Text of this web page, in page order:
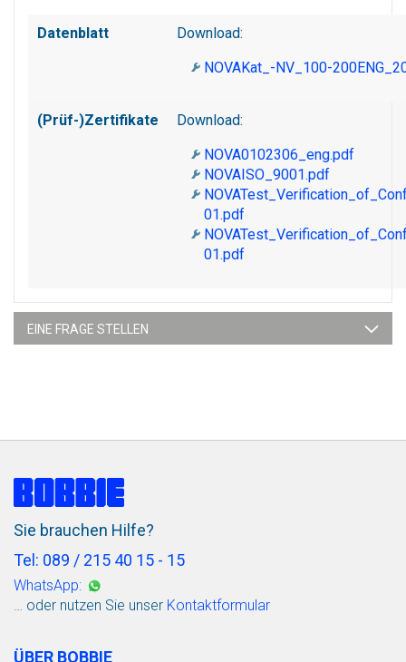
Datenblatt
Download:
NOVAKat_-NV_100-
(Prüf-)Zertifikate
Download:
NOVA0102306_eng.pdf
NOVAISO_9001.pdf
01.pdf
01.pdf
EINE FRAGE STELLEN
Sie brauchen Hilfe?
Tel: 089 / 215 40 15 - 15
WhatsApp:
… oder nutzen Sie unser Kontaktformular
ÜBER BOBBIE